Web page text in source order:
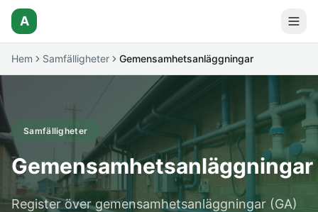
A
Hem Samfälligheter Gemensamhetsanläggningar
Samfälligheter
Gemensamhetsanläggningar
Register över gemensamhetsanläggningar (GA)